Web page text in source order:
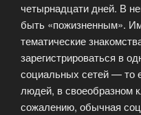
четырнадцати дней. В
быть «пожизненным».
тематические
зарегистрироваться в
социальных сетей — то
людей, в своеобразном
сожалению, обычная